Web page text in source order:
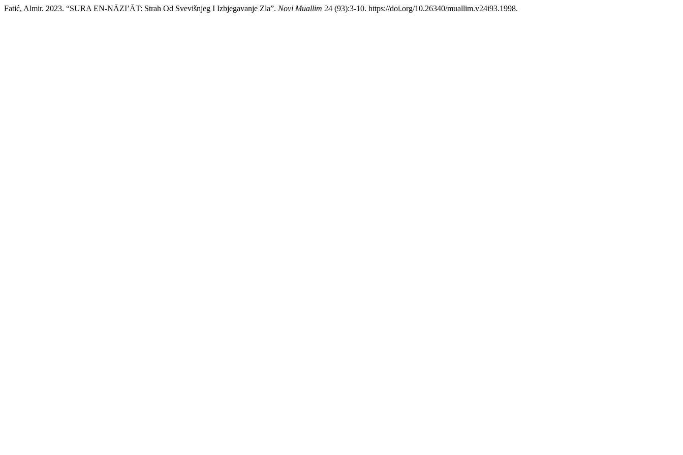
Fatić, Almir. 2023. “SURA EN-NĀZI’ĀT: Strah Od Svevišnjeg I Izbjegavanje Zla”. Novi Muallim 24 (93):3-10. https://doi.org/10.26340/muallim.v24i93.1998.